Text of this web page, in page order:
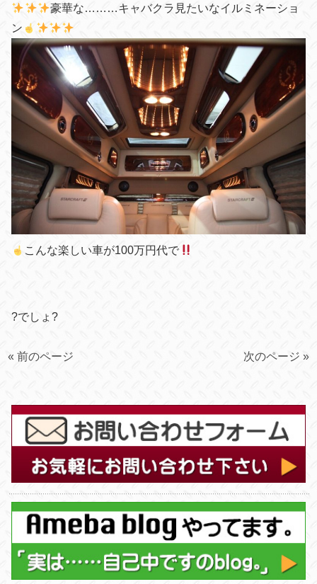
豪華な………キャバクラ見たいなイルミネーショ
ン
こんな楽しい車が100万円代で
?でしょ?
« 前のページ 次のページ »